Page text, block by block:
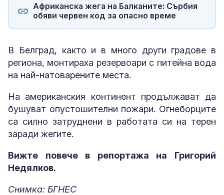
Африканска жега на Балканите: Сърбия
обяви червен код за опасно време
В Белград, както и в много други градове в
региона, монтираха резервоари с питейна вода
на най-натоварените места.
На американския континент продължават да
бушуват опустошителни пожари. Огнеборците
са силно затруднени в работата си на терен
заради жегите.
Вижте повече в репортажа на Григорий
Недялков.
Снимка: БГНЕС